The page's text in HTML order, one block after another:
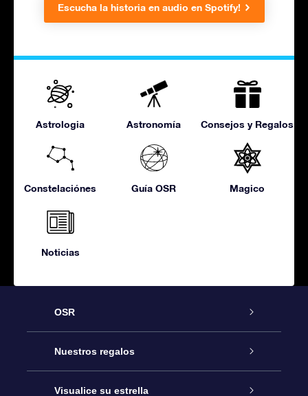
Escucha la historia en audio en Spotify!
Astrologia Astronomía Consejos y Regalos
Constelaciónes Guía OSR Magico
Noticias
OSR
Atención
Contáctanos
Nuestros regalos
Regalo Estrella Online
Visualice su estrella